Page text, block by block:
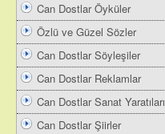
Can Dostlar Öyküler
Özlü ve Güzel Sözler
Can Dostlar Söyleşiler
Can Dostlar Reklamlar
Can Dostlar Sanat Yaratıları
Can Dostlar Şiirler